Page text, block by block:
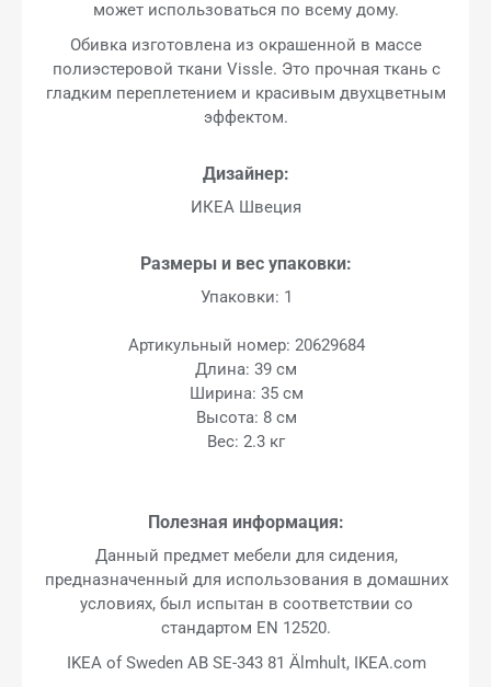
может использоваться по всему дому.
Обивка изготовлена из окрашенной в массе
полиэстеровой ткани Vissle. Это прочная ткань с
гладким переплетением и красивым двухцветным
эффектом.
Дизайнер:
ИКЕА Швеция
Размеры и вес упаковки:
Упаковки: 1
Артикульный номер: 20629684
Длина: 39 см
Ширина: 35 см
Высота: 8 см
Вес: 2.3 кг
Полезная информация:
Данный предмет мебели для сидения,
предназначенный для использования в домашних
условиях, был испытан в соответствии со
стандартом EN 12520.
IKEA of Sweden AB SE-343 81 Älmhult, IKEA.com